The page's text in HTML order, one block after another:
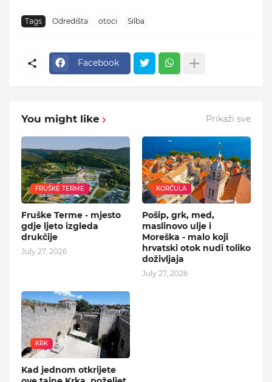
Tags Odredišta otoci Silba
Facebook
You might like Prikaži sve
FRUŠKE TERME
Fruške Terme - mjesto
gdje ljeto izgleda
drukčije
July 27, 2026
KORČULA
Pošip, grk, med,
maslinovo ulje i
Moreška - malo koji
hrvatski otok nudi toliko
doživljaja
July 27, 2026
KRK
Kad jednom otkrijete